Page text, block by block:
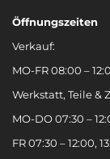
Öffnungszeiten
Verkauf:
MO-FR 08:00 –
Werkstatt, Teile &
MO-DO 07:30 –
FR 07:30 – 12:00,